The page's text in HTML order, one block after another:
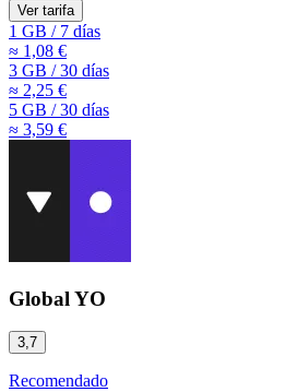
Ver tarifa
1 GB /7 días
≈ 1,08 €
3 GB /30 días
≈ 2,25 €
5 GB /30 días
≈ 3,59 €
Global YO
3,7
Recomendado